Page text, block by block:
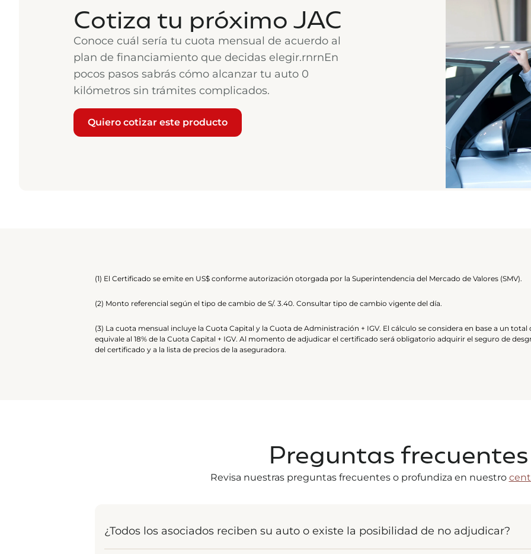
Cotiza tu próximo JAC
Conoce cuál sería tu cuota mensual de acuerdo al
plan de financiamiento que decidas elegir.rnrnEn
pocos pasos sabrás cómo alcanzar tu auto 0
kilómetros sin trámites complicados.
Quiero cotizar este producto
(1) El Certificado se emite en US$ conforme autorización otorgada por la Superintendencia del Mercado de Valores (SMV).
(2) Monto referencial según el tipo de cambio de S/. 3.40. Consultar tipo de cambio vigente del día.
(3) La cuota mensual incluye la Cuota Capital y la Cuota de Administración + IGV. El cálculo se considera en base a un
equivale al 18% de la Cuota Capital + IGV. Al momento de adjudicar el certificado será obligatorio adquirir el seguro de
del certificado y a la lista de precios de la aseguradora.
Preguntas frecuentes
Revisa nuestras preguntas frecuentes o profundiza en nuestro
¿Todos los asociados reciben su auto o existe la posibilidad de no adjudicar?